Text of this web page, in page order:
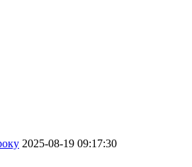
2025-08-19 09:17:30